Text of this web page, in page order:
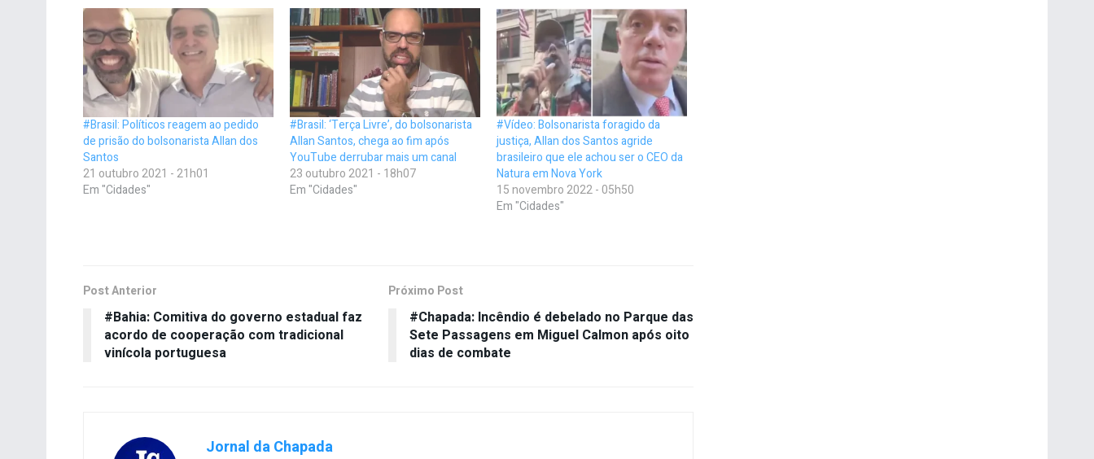
#Brasil: Políticos reagem ao pedido
de prisão do bolsonarista Allan dos
Santos
21 outubro 2021 - 21h01
Em "Cidades"
#Brasil: ‘Terça Livre’, do bolsonarista
Allan Santos, chega ao fim após
YouTube derrubar mais um canal
23 outubro 2021 - 18h07
Em "Cidades"
#Vídeo: Bolsonarista foragido da
justiça, Allan dos Santos agride
brasileiro que ele achou ser o CEO da
Natura em Nova York
15 novembro 2022 - 05h50
Em "Cidades"
Post Anterior
#Bahia: Comitiva do governo estadual faz
acordo de cooperação com tradicional
vinícola portuguesa
Próximo Post
#Chapada: Incêndio é debelado no Parque das
Sete Passagens em Miguel Calmon após oito
dias de combate
Jornal da Chapada